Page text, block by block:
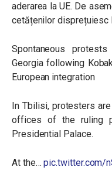
aderarea la UE. De
cetățenilor disprețuiesc
Spontaneous
Georgia following
European integration
In Tbilisi, protesters
offices of the ruling
Presidential Palace.
At the…pic.twitter.com/